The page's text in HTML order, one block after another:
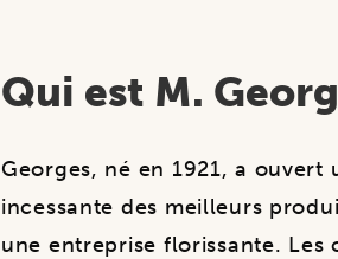
Qui est M.
Georges, né en 1921, a ouvert
incessante des meilleurs
une entreprise florissante. Les